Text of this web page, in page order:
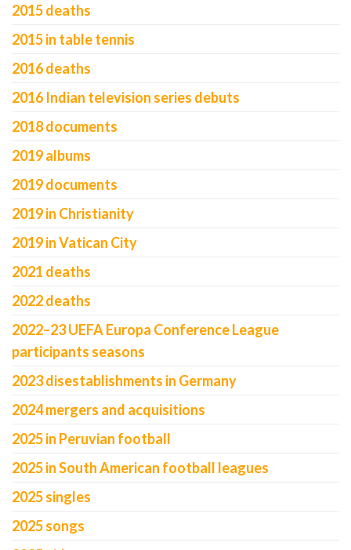
2015 deaths
2015 in table tennis
2016 deaths
2016 Indian television series debuts
2018 documents
2019 albums
2019 documents
2019 in Christianity
2019 in Vatican City
2021 deaths
2022 deaths
2022–23 UEFA Europa Conference League
participants seasons
2023 disestablishments in Germany
2024 mergers and acquisitions
2025 in Peruvian football
2025 in South American football leagues
2025 singles
2025 songs